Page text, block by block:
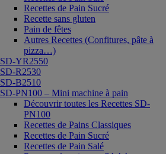
Recettes de Pain Sucré
Recette sans gluten
Pain de fêtes
Autres Recettes (Confitures, pâte à
pizza…)
SD-YR2550
SD-R2530
SD-B2510
SD-PN100 – Mini machine à pain
Découvrir toutes les Recettes SD-
PN100
Recettes de Pains Classiques
Recettes de Pain Sucré
Recettes de Pain Salé